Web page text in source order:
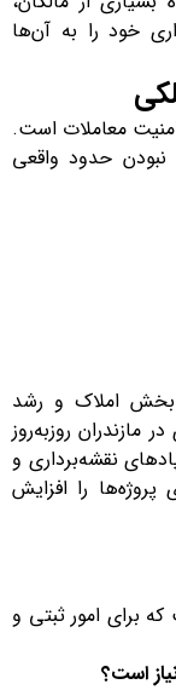
خود را به آن‌ها
معاملات است.
حدود واقعی
بخش املاک و رشد
مازندران روزبه‌روز
نقشه‌برداری و
را افزایش
برای امور ثبتی و